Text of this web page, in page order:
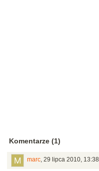
Komentarze (1)
marc, 29 lipca 2010, 13:38